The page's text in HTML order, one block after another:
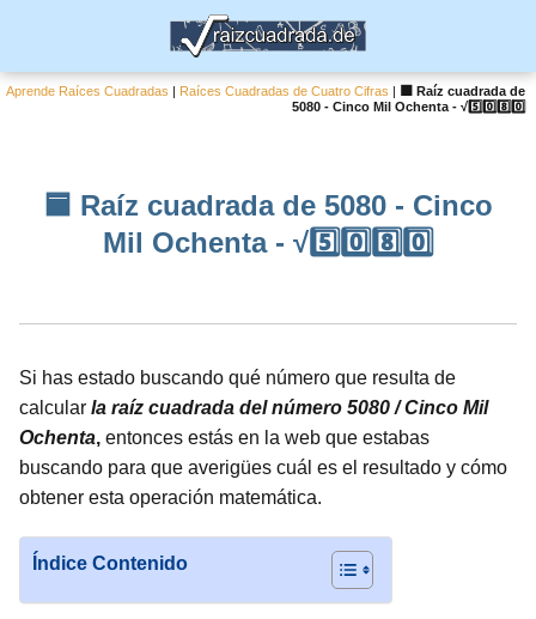
Aprende Raíces Cuadradas | Raíces Cuadradas de Cuatro Cifras |
🟦 Raíz cuadrada de
5080 - Cinco Mil Ochenta - √5️⃣0️⃣8️⃣0️⃣
🟦 Raíz cuadrada de 5080 - Cinco
Mil Ochenta - √5️⃣0️⃣8️⃣0️⃣
Si has estado buscando qué número que resulta de
calcular la raíz cuadrada del número 5080 / Cinco Mil
Ochenta, entonces estás en la web que estabas
buscando para que averigües cuál es el resultado y cómo
obtener esta operación matemática.
Índice Contenido